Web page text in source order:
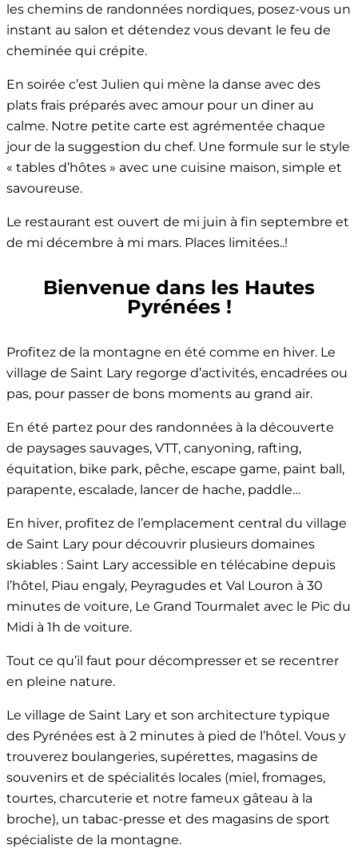
les chemins de randonnées nordiques, posez-vous un
instant au salon et détendez vous devant le feu de
cheminée qui crépite.
En soirée c’est Julien qui mène la danse avec des
plats frais préparés avec amour pour un diner au
calme. Notre petite carte est agrémentée chaque
jour de la suggestion du chef. Une formule sur le style
« tables d’hôtes » avec une cuisine maison, simple et
savoureuse.
Le restaurant est ouvert de mi juin à fin septembre et
de mi décembre à mi mars. Places limitées..!
Bienvenue dans les Hautes
Pyrénées !
Profitez de la montagne en été comme en hiver. Le
village de Saint Lary regorge d’activités, encadrées ou
pas, pour passer de bons moments au grand air.
En été partez pour des randonnées à la découverte
de paysages sauvages, VTT, canyoning, rafting,
équitation, bike park, pêche, escape game, paint ball,
parapente, escalade, lancer de hache, paddle…
En hiver, profitez de l’emplacement central du village
de Saint Lary pour découvrir plusieurs domaines
skiables : Saint Lary accessible en télécabine depuis
l’hôtel, Piau engaly, Peyragudes et Val Louron à 30
minutes de voiture, Le Grand Tourmalet avec le Pic du
Midi à 1h de voiture.
Tout ce qu’il faut pour décompresser et se recentrer
en pleine nature.
Le village de Saint Lary et son architecture typique
des Pyrénées est à 2 minutes à pied de l’hôtel. Vous y
trouverez boulangeries, supérettes, magasins de
souvenirs et de spécialités locales (miel, fromages,
tourtes, charcuterie et notre fameux gâteau à la
broche), un tabac-presse et des magasins de sport
spécialiste de la montagne.